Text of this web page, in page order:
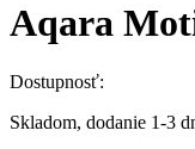
Aqara
Dostupnosť:
Skladom, dodanie 1-3